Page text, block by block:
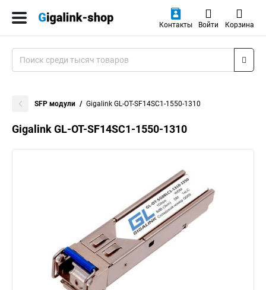
Контакты Войти Корзина
SFP модули Gigalink GL-OT-SF14SC1-1550-1310
Gigalink GL-OT-SF14SC1-1550-1310